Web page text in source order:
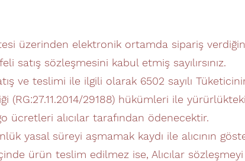
üzerinden elektronik ortamda sipariş
satış sözleşmesini kabul etmiş sayılırsınız.
ve teslimi ile ilgili olarak 6502 sayılı
(RG:27.11.2014/29188) hükümleri ile
ücretleri alıcılar tarafından ödenecektir.
yasal süreyi aşmamak kaydı ile alıcının
ürün teslim edilmez ise, Alıcılar